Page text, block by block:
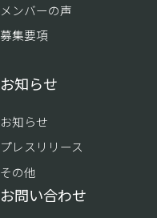
メンバーの声
募集要項
お知らせ
お知らせ
プレスリリース
その他
お問い合わせ